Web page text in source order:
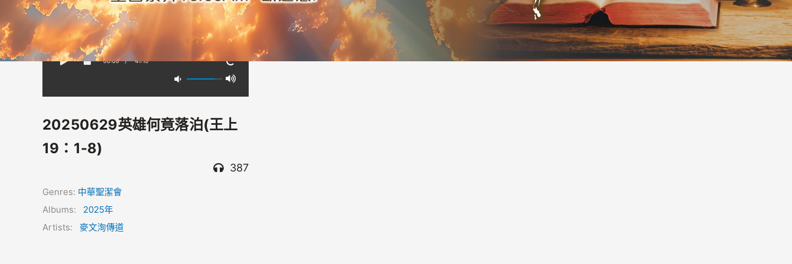
00:00 / -41:10
20250629英雄何竟落泊(王上
19：1-8)
387
Genres: 中華聖潔會
Albums: 2025年
Artists: 麥文洵傳道